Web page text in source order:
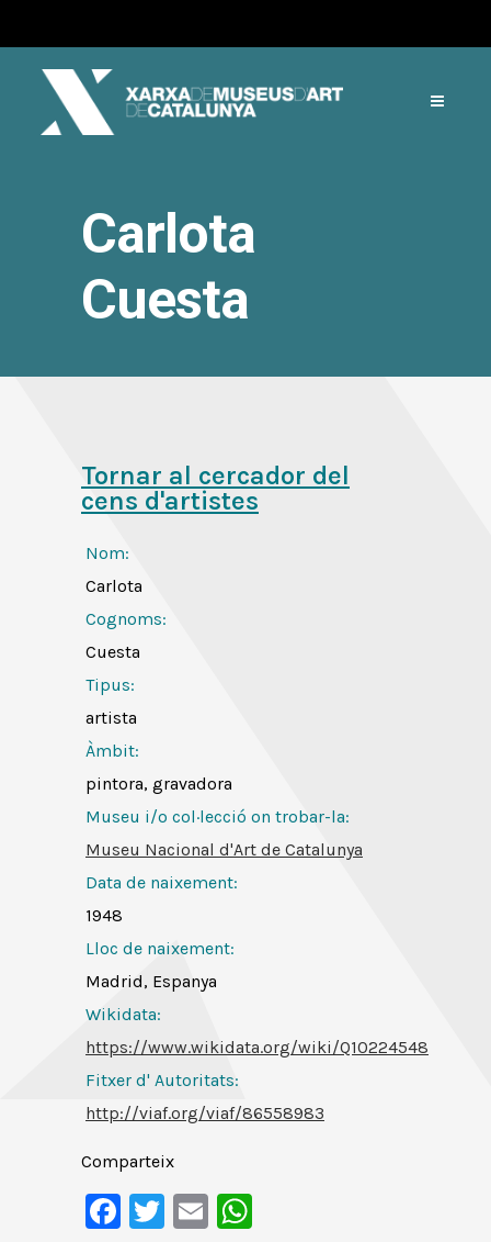
Carlota
Cuesta
Tornar al cercador del
cens d'artistes
Nom:
Carlota
Cognoms:
Cuesta
Tipus:
artista
Àmbit:
pintora, gravadora
Museu i/o col·lecció on trobar-la:
Museu Nacional d'Art de Catalunya
Data de naixement:
1948
Lloc de naixement:
Madrid, Espanya
Wikidata:
https://www.wikidata.org/wiki/Q10224548
Fitxer d' Autoritats:
http://viaf.org/viaf/86558983
Comparteix
Facebook
Twitter
Email